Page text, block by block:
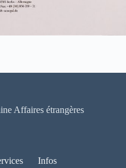
Affaires étrangères
Infos